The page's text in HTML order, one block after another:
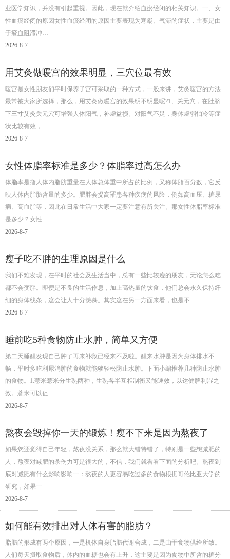
业医学知识，并没有引起重视。因此，现在就介绍血瘀经闭的相关知识。一、女
性血瘀经闭的原因女性血瘀经闭的原因主要表现为寒凝、气滞的症状，主要是由
于瘀血阻滞冲…
2026-8-7
用艾灸做暖宫的效果明显，三穴位最有效
暖宫是女性朋友们平时保养子宫可采取的一种方式，一般来讲，艾灸暖宫的方法
最常被大家所选择，那么，用艾灸做暖宫的效果明不明显呢?1、关元穴，在肚脐
下三寸艾灸关元穴可增强人体阳气，补虚益损。对阳气不足，身体虚弱怕冷等症
状比较有效，…
2026-8-7
女性体脂率标准是多少？体脂率过高怎么办
体脂率是指人体内脂肪重量在人体总体重中所占的比例，又称体脂百分数，它反
映人体内脂肪含量的多少。肥胖会提高罹患各种疾病的风险，例如高血压、糖尿
病、高血脂等，因此在日常生活中大家一定要注意有所关注。那女性体脂率标准
是多少？女性…
2026-8-7
瘦子吃不胖的生理原因是什么
我们不难发现，在平时的社会及生活当中，总有一些比较瘦的朋友，无论怎么吃
都不会变胖。即便是不良的生活作息，加上高热量的饮食，他们总会永久保持纤
细的身体线条，这会让人十分羡慕。其实这在另一方面来看，也是不…
2026-8-7
睡前吃5种食物防止水肿，简单又方便
第二天睡醒发现自己肿了再来补救已经来不及啦。醒来水肿是因为身体排水不
畅，平时多吃利尿消肿的食物就能够轻松防止水肿。下面小编推荐几种防止水肿
的食物。1.薏米薏米分生熟两种，生熟各半互相制衡又能速效，以达健脾利湿之
效。薏米可以促…
2026-8-7
熬夜会毁掉你一天的锻炼！瘦不下来是因为熬夜了
如果您还觉得自己年轻，熬夜没关系，那么就大错特错了，特别是一些想减肥的
人，熬夜对减肥的杀伤力可是很大的，不信，我们就看看下面的分析吧。熬夜到
底对减肥有什么影响影响一：熬夜的人更容易吃过多的食物根据哥伦比亚大学的
研究，如果一…
2026-8-7
如何能有效排出对人体有害的脂肪？
脂肪的形成有两个原因，一是机体自身脂肪代谢合成，二是由于食物供给所致。
人们每天摄取食物后，体内的血糖也会有上升，这主要是因为食物中所含的糖分